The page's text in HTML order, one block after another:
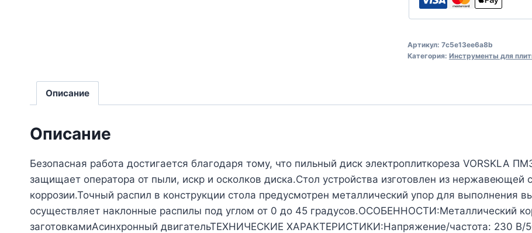
Артикул: 7c5e13ee6a8b
Категория: Инструменты для
Описание
Описание
Безопасная работа достигается благодаря тому, что пильный диск электроплиткореза VORSKLA
защищает оператора от пыли, искр и осколков диска.Стол устройства изготовлен из нержавеющей
коррозии.Точный распил в конструкции стола предусмотрен металлический упор для выполнения
осуществляет наклонные распилы под углом от 0 до 45 градусов.ОСОБЕННОСТИ:Металлический
заготовкамиАсинхронный двигательТЕХНИЧЕСКИЕ ХАРАКТЕРИСТИКИ:Напряжение/частота: 230 В/